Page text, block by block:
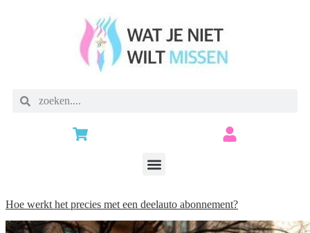
Hoe werkt het precies met een deelauto abonnement?